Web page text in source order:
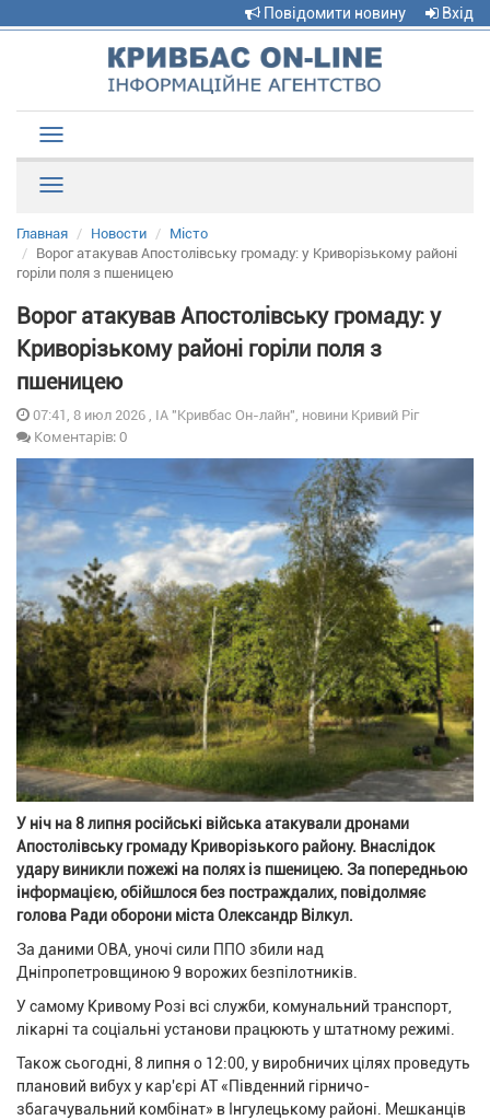
Повідомити новину Вхід
navigation
Главная Новости
Місто
Ворог атакував Апостолівську громаду: у Криворізькому районі
горіли поля з пшеницею
Ворог атакував Апостолівську громаду: у
Криворізькому районі горіли поля з
пшеницею
07:41, 8 июл 2026 , ІА "Кривбас Он-лайн", новини Кривий Ріг
Коментарів: 0
У ніч на 8 липня російські війська атакували дронами
Апостолівську громаду Криворізького району. Внаслідок
удару виникли пожежі на полях із пшеницею. За попередньою
інформацією, обійшлося без постраждалих, повідолмяє
голова Ради оборони міста Олександр Вілкул.
За даними ОВА, уночі сили ППО збили над
Дніпропетровщиною 9 ворожих безпілотників.
У самому Кривому Розі всі служби, комунальний транспорт,
лікарні та соціальні установи працюють у штатному режимі.
Також сьогодні, 8 липня о 12:00, у виробничих цілях проведуть
плановий вибух у кар'єрі АТ «Південний гірничо-
збагачувальний комбінат» в Інгулецькому районі. Мешканців